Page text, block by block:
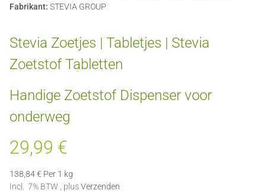
Fabrikant: STEVIA GROUP
Stevia Zoetjes | Tabletjes | Stevia
Zoetstof Tabletten
Handige Zoetstof Dispenser voor
onderweg
29,99 €
138,84 € Per 1 kg
Incl. 7% BTW , plusVerzenden